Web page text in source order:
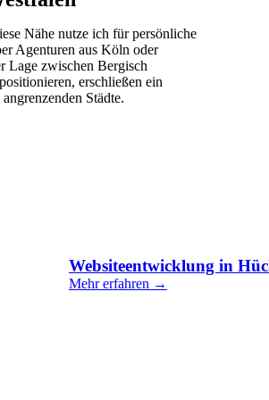
Nähe nutze ich für persönliche
Agenturen aus Köln oder
Lage zwischen Bergisch
erschließen ein
Städte.
Websiteentwicklung in
Mehr erfahren →